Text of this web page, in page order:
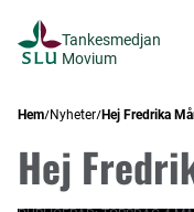
Tankesmedjan
Movium
Hem Nyheter Hej Fredrika
Hej